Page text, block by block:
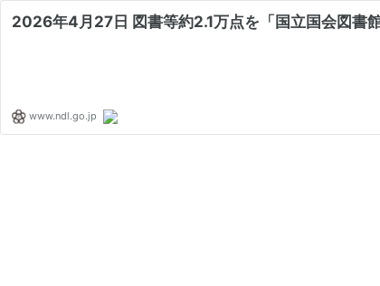
2026年4月27日 図書等約2.1万点を「国立国会図書
www.ndl.go.jp